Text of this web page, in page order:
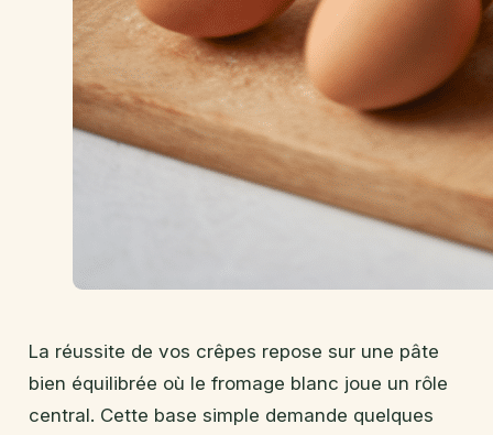
La réussite de vos crêpes repose sur une pâte
bien équilibrée où le fromage blanc joue un rôle
central. Cette base simple demande quelques